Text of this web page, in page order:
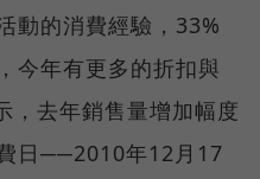
動的消費經驗，33%
今年有更多的折扣與
去年銷售量增加幅度
日──2010年12月17